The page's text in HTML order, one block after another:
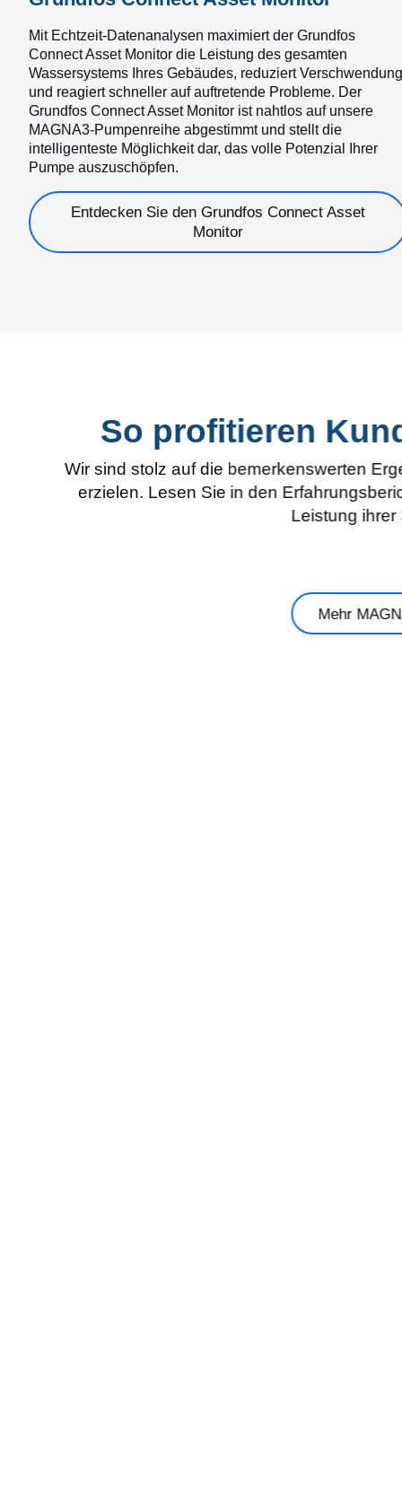
Mit Echtzeit-Datenanalysen maximiert der Grundfos
Connect Asset Monitor die Leistung des gesamten
Wassersystems Ihres Gebäudes, reduziert Verschwendung
und reagiert schneller auf auftretende Probleme. Der
Grundfos Connect Asset Monitor ist nahtlos auf unsere
MAGNA3-Pumpenreihe abgestimmt und stellt die
intelligenteste Möglichkeit dar, das volle Potenzial Ihrer
Pumpe auszuschöpfen.
Entdecken Sie den Grundfos Connect Asset
Monitor
So profitieren
Wir sind stolz auf die bemerkenswerten
erzielen. Lesen Sie in den
Leistung
Mehr